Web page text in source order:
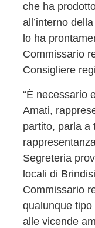
che ha
all’interno
lo ha
Commissario
Consigliere
“È necessario
Amati,
partito, parla a
Segreteria
locali di
Commissario
qualunque
alle vicende